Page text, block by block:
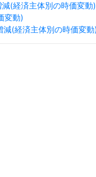
(経済主体別の時価変動)
変動)
(経済主体別の時価変